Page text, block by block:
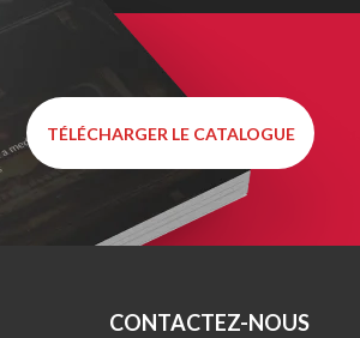
TÉLÉCHARGER LE CATALOGUE
CONTACTEZ-NOUS